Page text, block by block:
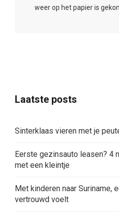
weer op het papier is
Laatste posts
Sinterklaas vieren met je
Eerste gezinsauto leasen? 4
met een kleintje
Met kinderen naar Suriname,
vertrouwd voelt